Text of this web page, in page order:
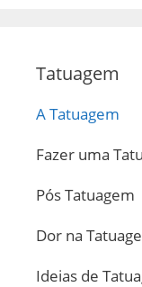
Tatuagem
A Tatuagem
Fazer uma
Pós Tatuagem
Dor na
Ideias de